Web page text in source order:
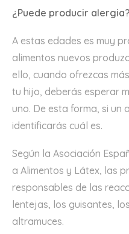
¿Puede producir alergia?
A estas edades es muy
alimentos nuevos
ello, cuando ofrezcas
tu hijo, deberás esperar
uno. De esta forma, si un
identificarás cuál es.
Según la Asociación
a Alimentos y Látex, las
responsables de las
lentejas, los guisantes,
altramuces.